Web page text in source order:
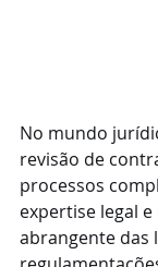
No mundo
revisão de
processos
expertise legal
abrangente das